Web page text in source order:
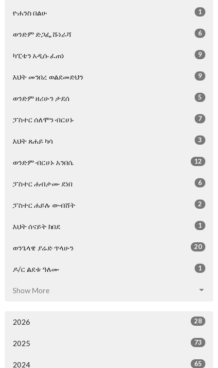
ዮሐንስ በልሁ 1
ወንድም ድጋፌ ሹነራሻ 6
ካፒቴን አዲሱ ፈጠነ 9
እህት መንበረ ወልደመድህን 9
ወንድም ዘሪሁን ታደሰ 5
ፓስተር ሰለሞን ብርሀኑ 7
እህት ጸሐይ ካሳ 3
ወንድም ብርሀኑ አንበሴ 12
ፓስተር ሐብታሙ ደነበ 6
ፓስተር ሐይሉ ውብሸት 2
እህት ሰናይት ከበደ 1
ወንጌላዌ ያሬድ ጥላሁን 20
ዶ/ር ልደቱ ዓለሙ 1
Show More
2026 28
2025 73
2024 65